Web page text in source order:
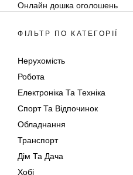
Онлайн дошка оголошень
ФІЛЬТР ПО КАТЕГОРІЇ
Нерухомість
Робота
Електроніка Та Техніка
Спорт Та Відпочинок
Обладнання
Транспорт
Дім Та Дача
Хобі